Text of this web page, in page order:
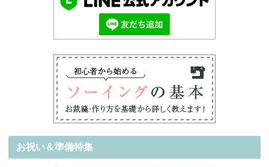
お祝い＆準備特集